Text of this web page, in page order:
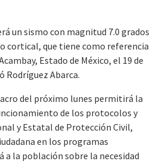
un sismo con magnitud 7.0 grados
cortical, que tiene como referencia
Estado de México, el 19 de
Rodríguez Abarca.
del próximo lunes permitirá la
de los protocolos y
y Estatal de Protección Civil,
en los programas
la población sobre la necesidad